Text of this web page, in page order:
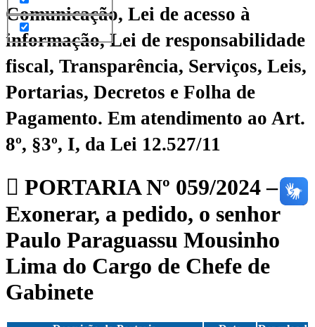
Comunicação, Lei de acesso à
informação, Lei de responsabilidade
fiscal, Transparência, Serviços, Leis,
Portarias, Decretos e Folha de
Pagamento. Em atendimento ao Art.
8º, §3º, I, da Lei 12.527/11
PORTARIA Nº 059/2024 –
Exonerar, a pedido, o senhor
Paulo Paraguassu Mousinho
Lima do Cargo de Chefe de
Gabinete